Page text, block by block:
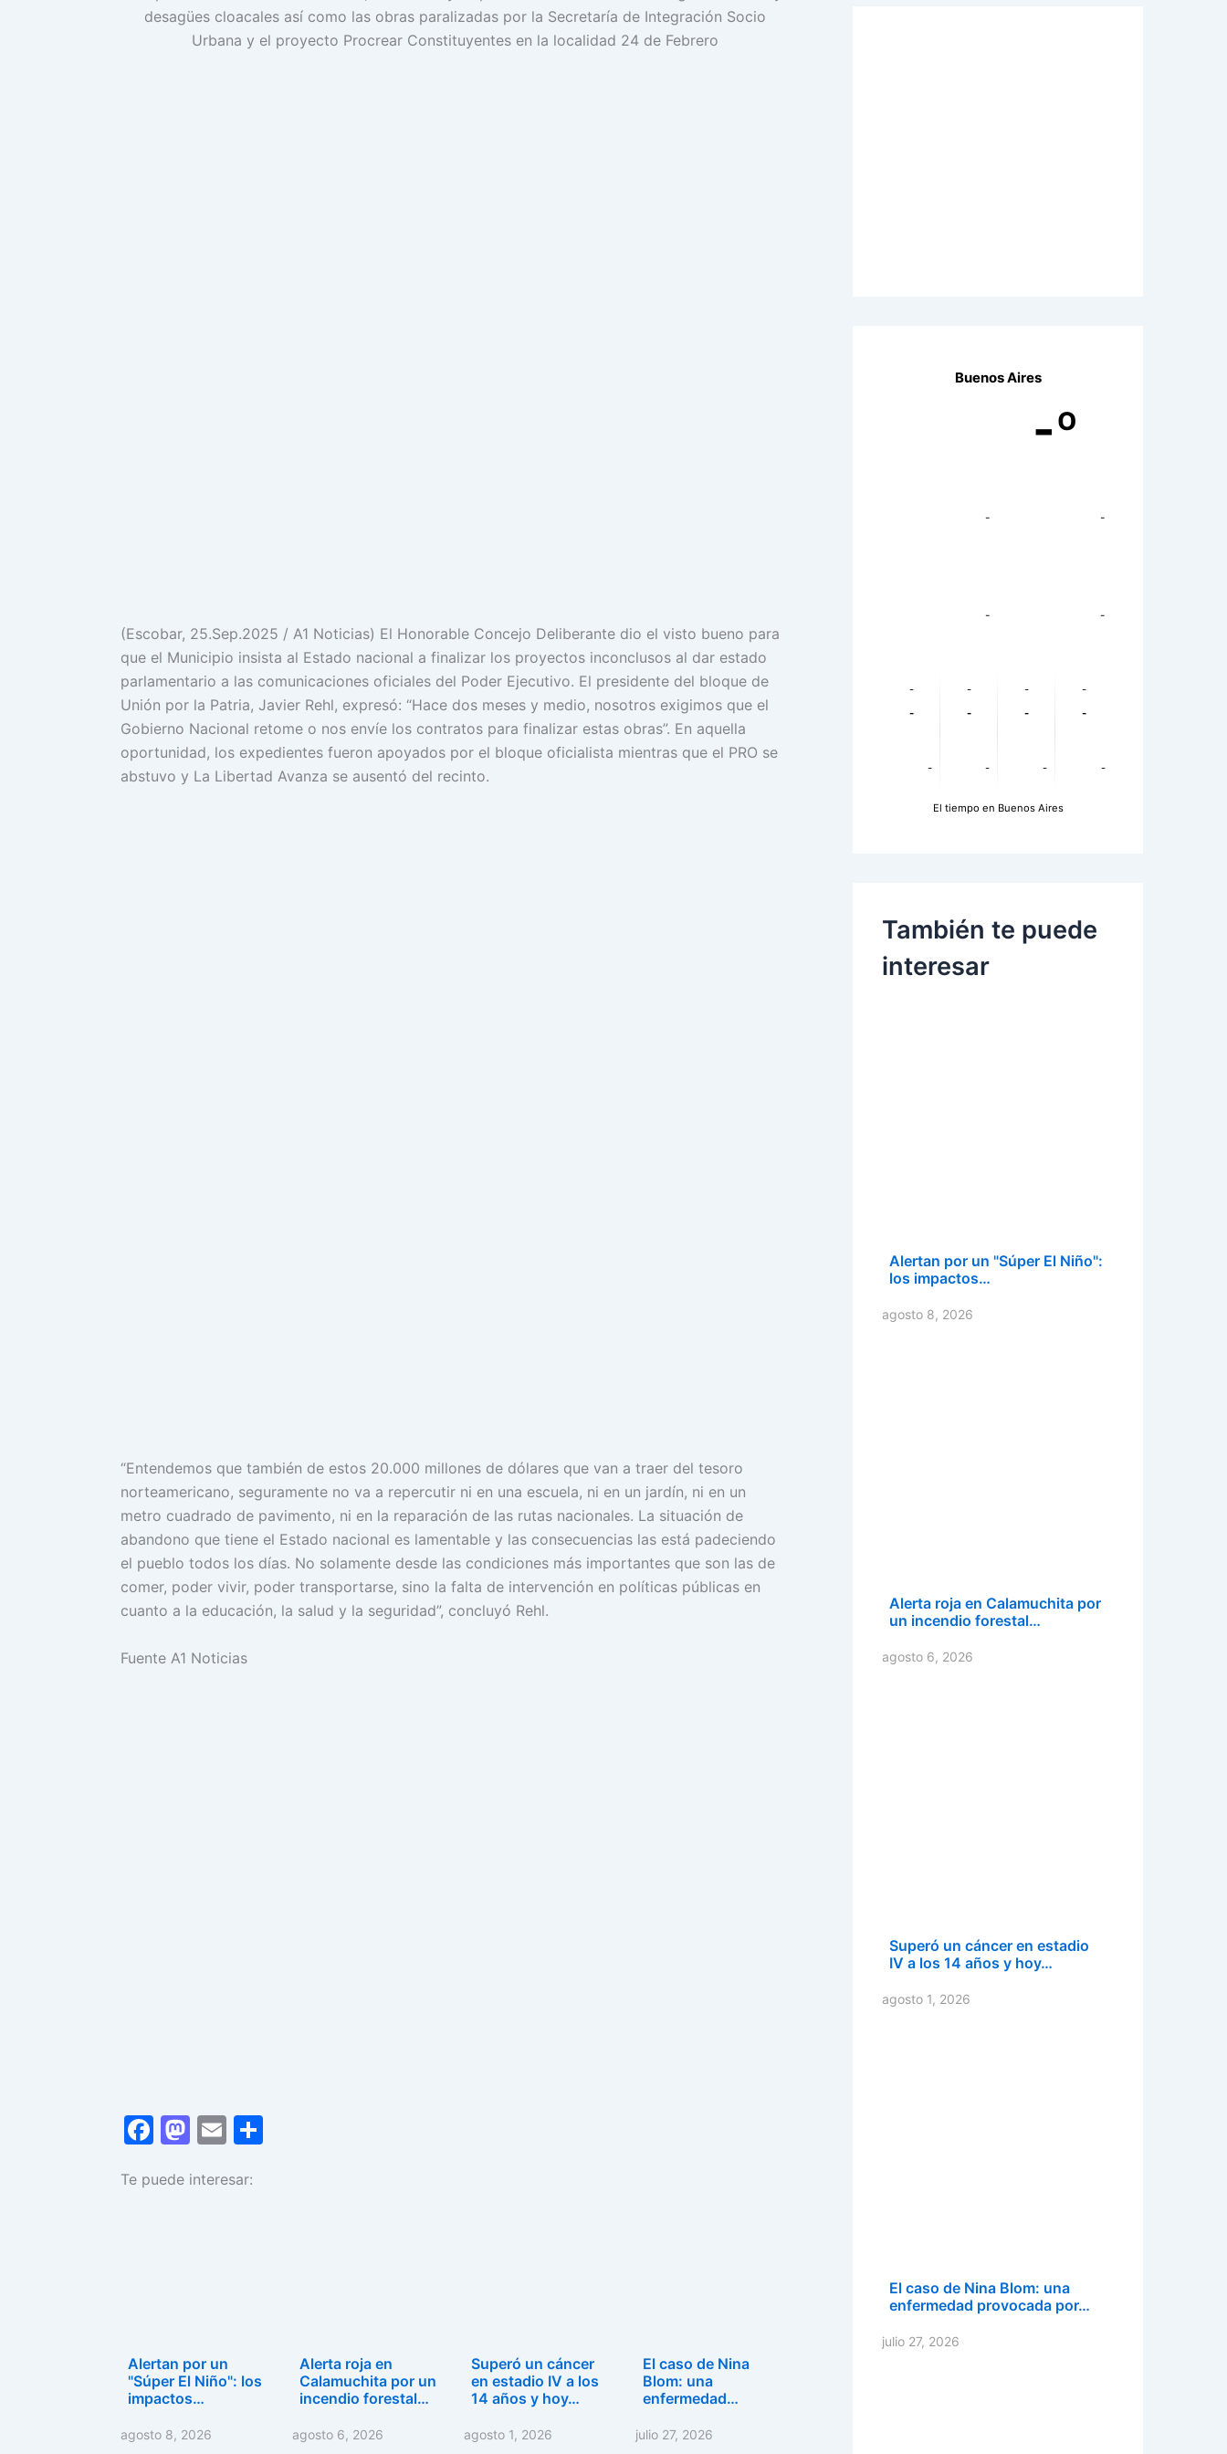
desagües cloacales así como las obras paralizadas por la Secretaría de Integración Socio
Urbana y el proyecto Procrear Constituyentes en la localidad 24 de Febrero
(Escobar, 25.Sep.2025 / A1 Noticias) El Honorable Concejo Deliberante dio el visto bueno para
que el Municipio insista al Estado nacional a finalizar los proyectos inconclusos al dar estado
parlamentario a las comunicaciones oficiales del Poder Ejecutivo. El presidente del bloque de
Unión por la Patria, Javier Rehl, expresó: “Hace dos meses y medio, nosotros exigimos que el
Gobierno Nacional retome o nos envíe los contratos para finalizar estas obras”. En aquella
oportunidad, los expedientes fueron apoyados por el bloque oficialista mientras que el PRO se
abstuvo y La Libertad Avanza se ausentó del recinto.
“Entendemos que también de estos 20.000 millones de dólares que van a traer del tesoro
norteamericano, seguramente no va a repercutir ni en una escuela, ni en un jardín, ni en un
metro cuadrado de pavimento, ni en la reparación de las rutas nacionales. La situación de
abandono que tiene el Estado nacional es lamentable y las consecuencias las está padeciendo
el pueblo todos los días. No solamente desde las condiciones más importantes que son las de
comer, poder vivir, poder transportarse, sino la falta de intervención en políticas públicas en
cuanto a la educación, la salud y la seguridad”, concluyó Rehl.
Fuente A1 Noticias
F
c
M
st
E
ai
Te puede interesar:
Alertan por un
"Súper El Niño": los
impactos…
agosto 8, 2026
Alerta roja en
Calamuchita por un
incendio forestal…
agosto 6, 2026
Superó un cáncer
en estadio IV a los
14 años y hoy…
agosto 1, 2026
El caso de Nina
Blom: una
enfermedad
julio 27, 2026
Buenos Aires
-º
- -
- -
-
-
-
-
-
-
-
-
-
-
-
-
El tiempo en Buenos Aires
También te puede
interesar
Alertan por un "Súper El Niño":
los impactos…
agosto 8, 2026
Alerta roja en Calamuchita por
un incendio forestal…
agosto 6, 2026
Superó un cáncer en estadio
IV a los 14 años y hoy…
agosto 1, 2026
El caso de Nina Blom: una
enfermedad provocada por…
julio 27, 2026